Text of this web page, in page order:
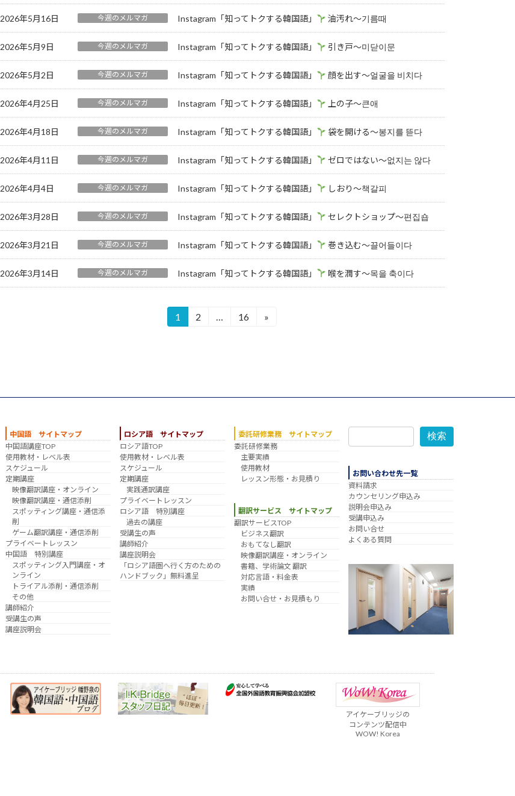
2026年5月16日 今週のメルマガ Instagram「知ってトクする韓国語」 油汚れ～기름때
2026年5月9日 今週のメルマガ Instagram「知ってトクする韓国語」 引き戸～미닫이문
2026年5月2日 今週のメルマガ Instagram「知ってトクする韓国語」 顔を出す～얼굴을 비치다
2026年4月25日 今週のメルマガ Instagram「知ってトクする韓国語」 上の子～큰애
2026年4月18日 今週のメルマガ Instagram「知ってトクする韓国語」 袋を開ける～봉지를 뜯다
2026年4月11日 今週のメルマガ Instagram「知ってトクする韓国語」 ゼロではない～없지는 않다
2026年4月4日 今週のメルマガ Instagram「知ってトクする韓国語」 しおり～책갈피
2026年3月28日 今週のメルマガ Instagram「知ってトクする韓国語」 セレクトショップ～편집숍
2026年3月21日 今週のメルマガ Instagram「知ってトクする韓国語」 巻き込む～끌어들이다
2026年3月14日 今週のメルマガ Instagram「知ってトクする韓国語」 喉を潤す～목을 축이다
ジ
送
り
固
1
固
2 …
固
16 »
中国語 サイトマップ
中国語講座TOP
使用教材・レベル表
スケジュール
定期講座
映像翻訳講座・オンライン
映像翻訳講座・通信添削
スポッティング講座・通信添
削
ゲーム翻訳講座・通信添削
プライベートレッスン
中国語 特別講座
スポッティング入門講座・オ
ンライン
トライアル添削・通信添削
その他
講師紹介
受講生の声
講座説明会
ロシア語 サイトマップ
ロシア語TOP
使用教材・レベル表
スケジュール
定期講座
実践通訳講座
プライベートレッスン
ロシア語 特別講座
過去の講座
受講生の声
講師紹介
講座説明会
「ロシア語圏へ行く方のための
ハンドブック」無料進呈
委託研修業務 サイトマップ
委託研修業務
主要実績
使用教材
レッスン形態・お見積り
翻訳サービス サイトマップ
翻訳サービスTOP
ビジネス翻訳
おもてなし翻訳
映像翻訳講座・オンライン
書籍、学術論文 翻訳
対応言語・料金表
実績
お問い合せ・お見積もり
検索
お問い合わせ先一覧
資料請求
カウンセリング申込み
説明会申込み
受講申込み
お問い合せ
よくある質問
アイケーブリッジの
コンテンツ配信中
WOW! Korea